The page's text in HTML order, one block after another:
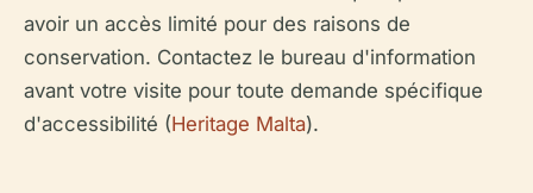
avoir un accès limité pour des raisons de
conservation. Contactez le bureau d'information
avant votre visite pour toute demande spécifique
d'accessibilité (Heritage Malta).